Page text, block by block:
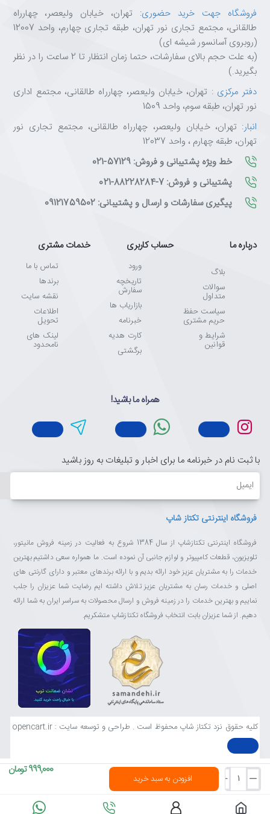
افزودن به سبد خرید
999,000 تومان
فروشگاه جهت خرید حضوری: تهران، خیابان ولیعصر، چهارراه
طالقانی، مجتمع تجاری نور تهران، طبقه تجاری چهارم، واحد 12007
(روبروی آسانسور شیشه ای)
(به علت حجم بالای سفارشات، حتما زمان انتظار تا 2 ساعت را در نظر
بگیرید.)
دفتر مرکزی : تهران، خیابان ولیعصر، چهارراه طالقانی، مجتمع اداری
نور تهران، طبقه سوم، واحد 1509
انبار: تهران، خیابان ولیعصر، چهارراه طالقانی، مجتمع تجاری نور
تهران، طبقه چهارم ، واحد 12037
خط ویژه پشتیبانی و فروش: 57129-021
پشتیبانی و فروش: 7-88228284-021
پیگیری سفارشات و ارسال و پشتیبانی: 09121759502
درباره ما
بلاگ
سوالات
متداول
سیاست حفظ
حریم مشتری
شرایط و
قوانین
حساب کاربری
ورود
تاریخچه
سفارش
بازاریاب ها
خبرنامه
کارت هدیه
برگشتی
خدمات مشتری
تماس با ما
برندها
نقشه سایت
اطلاعات
تحویل
لینک های
نامحدود
همراه ما باشید!
با ثبت نام در خبرنامه ما برای اخبار و تبلیغات به روز باشید
ایمیل
فروشگاه اینترنتی تکتاز شاپ
فروشگاه اینترنتی تکتازشاپ از سال 1384 شروع به فعالیت در زمینه فروش مانیتور،
تلویزیون، قطعات کامپیوتر و لوازم جانبی آن نموده است. ما همواره سعی داشتیم بهترین
خدمات را به مشتریان عزیز خود ارائه بدیم و با ارائه برندهای معتبر و دارای گارنتی های
اصلی و خدمات رسان به مشتریان عزیز تلاش داشته ایم رضایت شما عزیزان را جلب
نماییم و بهترین خدمات را در زمینه فروش و ارسال محصولات به سراسر ایران به شما ارائه
دهیم. از شما عزیزان بابت انتخاب فروشگاه تکتازشاپ متشکریم.
کلیه حقوق نزد تکتاز شاپ محفوظ است . طراحی و توسعه سایت : opencart.ir